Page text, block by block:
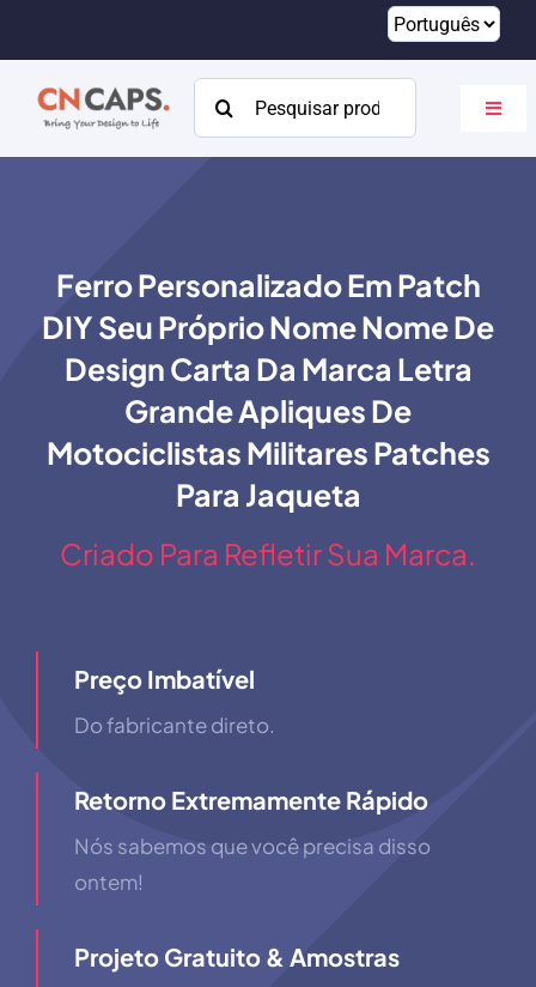
conteúdo
Procurar:
Catálogo
Sobre
Contato
Ferro Personalizado Em Patch
DIY Seu Próprio Nome Nome De
Design Carta Da Marca Letra
Grande Apliques De
Motociclistas Militares Patches
Para Jaqueta
Criado Para Refletir Sua Marca.
Preço Imbatível
Do fabricante direto.
Retorno Extremamente Rápido
Nós sabemos que você precisa disso
ontem!
Projeto Gratuito & Amostras